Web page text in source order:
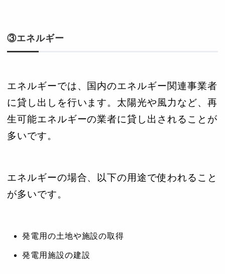
③エネルギー
エネルギーでは、国内のエネルギー関連事業者
に貸し出しを行います。太陽光や風力など、再
生可能エネルギーの業者に貸し出されることが
多いです。
エネルギーの場合、以下の用途で使われること
が多いです。
発電用の土地や施設の取得
発電用施設の建設